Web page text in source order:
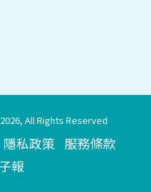
All Rights Reserved
隱私政策 服務條款
報